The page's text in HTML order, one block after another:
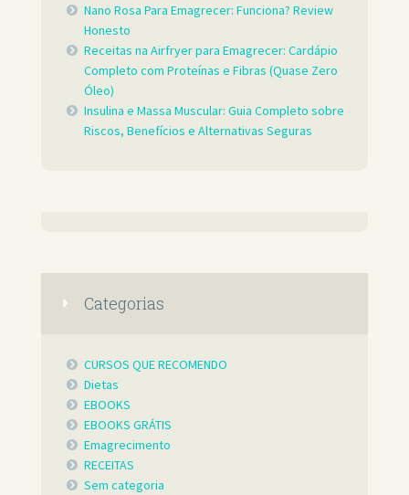
Nano Rosa Para Emagrecer: Funciona? Review
Honesto
Receitas na Airfryer para Emagrecer: Cardápio
Completo com Proteínas e Fibras (Quase Zero
Óleo)
Insulina e Massa Muscular: Guia Completo sobre
Riscos, Benefícios e Alternativas Seguras
Categorias
CURSOS QUE RECOMENDO
Dietas
EBOOKS
EBOOKS GRÁTIS
Emagrecimento
RECEITAS
Sem categoria